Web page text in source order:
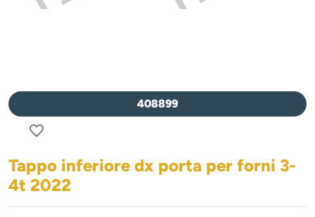
408899
favorite_border
Tappo inferiore dx porta per forni 3-
4t 2022